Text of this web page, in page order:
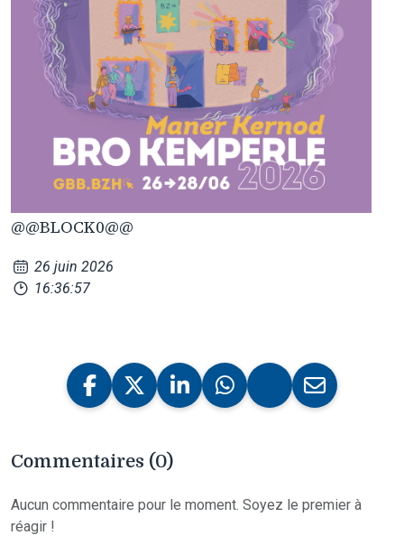
@@BLOCK0@@
26 juin 2026
16:36:57
Commentaires (0)
Aucun commentaire pour le moment. Soyez le premier à
réagir !